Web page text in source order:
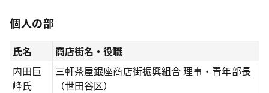
個人の部
氏名
商店街名・役職
内田巨
峰氏
三軒茶屋銀座商店街振興組合 理事・青年部長
（世田谷区）